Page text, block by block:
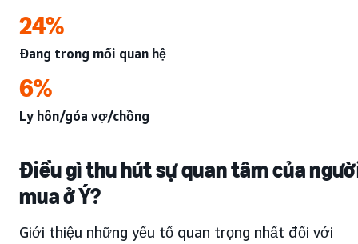
24%
Đang trong mối quan hệ
6%
Ly hôn/góa vợ/chồng
Điều gì thu hút sự quan tâm của
mua ở Ý?
Giới thiệu những yếu tố quan trọng nhất đối với